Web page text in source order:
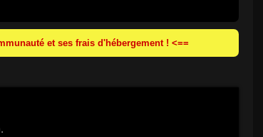
et ses frais d'hébergement ! <==